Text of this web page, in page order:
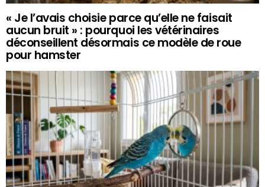
« Je l’avais choisie parce qu’elle ne faisait
aucun bruit » : pourquoi les vétérinaires
déconseillent désormais ce modèle de roue
pour hamster